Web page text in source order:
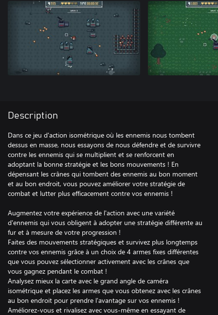
Description
Dans ce jeu d'action isométrique où les ennemis nous tombent
dessus en masse, nous essayons de nous défendre et de survivre
contre les ennemis qui se multiplient et se renforcent en
adoptant la bonne stratégie et les bons mouvements ! En
dépensant les crânes qui tombent des ennemis au bon moment
et au bon endroit, vous pouvez améliorer votre stratégie de
combat et lutter plus efficacement contre vos ennemis !
Augmentez votre expérience de l'action avec une variété
d'ennemis qui vous obligent à adopter une stratégie différente au
fur et à mesure de votre progression !
Faites des mouvements stratégiques et survivez plus longtemps
contre vos ennemis grâce à un choix de 4 armes fixes différentes
que vous pouvez sélectionner activement avec les crânes que
vous gagnez pendant le combat !
Analysez mieux la carte avec le grand angle de caméra
isométrique et placez les armes que vous obtenez avec les crânes
au bon endroit pour prendre l'avantage sur vos ennemis !
Améliorez-vous et rivalisez avec vous-même en essayant de